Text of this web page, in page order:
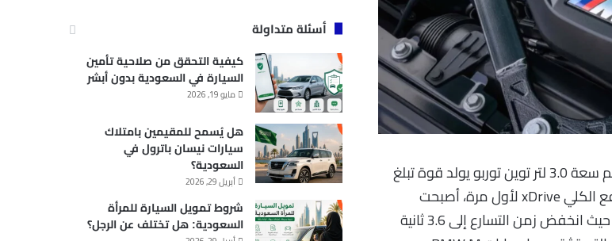
تعتمد بي ام دبليو M2 2027 على محرك سداسي الأسطوانات مستقيم سعة 3.0 لتر توين توربو يولد قوة تبلغ
473 حصانًا وعزم دوران يصل إلى 600 نيوتن متر. ومع إضافة نظام الدفع الكلي xDrive لأول مرة، أصبحت
السيارة أسرع في الانطلاق وأكثر قدرة على استغلال القوة المتوفرة، حيث انخفض زمن التسارع إلى 3.6 ثانية
أسئلة متداولة
كيفية التحقق من صلاحية تأمين
السيارة في السعودية بدون أبشر
مايو 19, 2026
هل يُسمح للمقيمين بامتلاك
سيارات نيسان باترول في
السعودية؟
أبريل 29, 2026
شروط تمويل السيارة للمرأة
السعودية: هل تختلف عن الرجل؟